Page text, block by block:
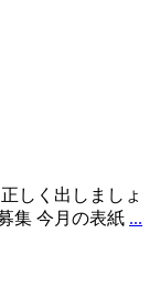
しく出しましょ
集 今月の表紙 ...